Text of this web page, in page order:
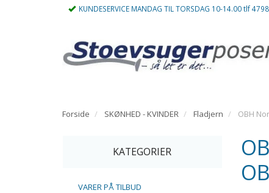
KUNDESERVICE MANDAG TIL TORSDAG 10-14.00 tlf
Forside SKØNHED - KVINDER Fladjern OBH
KATEGORIER
VARER PÅ TILBUD